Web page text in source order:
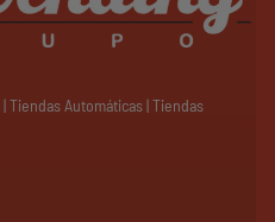
Tiendas Automáticas | Tiendas